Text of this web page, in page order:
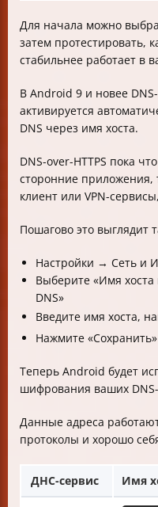
Для начала можно
затем протестировать,
стабильнее работает в
В Android 9 и новее
активируется
DNS через имя хоста.
DNS-over-HTTPS пока
сторонние приложения,
клиент или VPN-
Пошагово это выглядит
Настройки → Сеть и
Выберите «Имя
DNS»
Введите имя хоста,
Нажмите
Теперь Android будет
шифрования ваших
Данные адреса
протоколы и хорошо
ДНС-сервис Имя